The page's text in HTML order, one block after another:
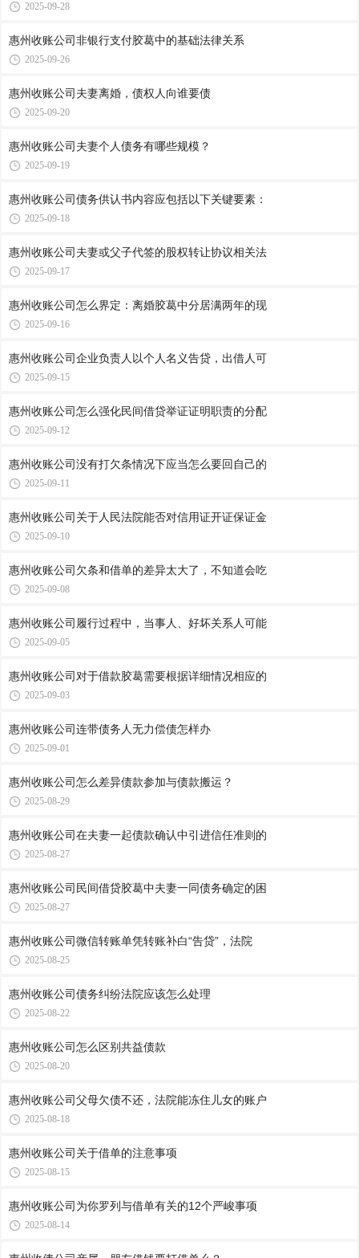
2025-09-28
惠州收账公司​非银行支付胶葛中的基础法律关系
2025-09-26
惠州收账公司​夫妻离婚，债权人向谁要债
2025-09-20
惠州收账公司​夫妻个人债务有哪些规模？
2025-09-19
惠州收账公司​债务供认书内容应包括以下关键要素：
2025-09-18
惠州收账公司​夫妻或父子代签的股权转让协议相关法
2025-09-17
惠州收账公司​怎么界定：离婚胶葛中分居满两年的现
2025-09-16
惠州收账公司​企业负责人以个人名义告贷，出借人可
2025-09-15
惠州收账公司​怎么强化民间借贷举证证明职责的分配
2025-09-12
惠州收账公司​没有打欠条情况下应当怎么要回自己的
2025-09-11
惠州收账公司​关于人民法院能否对信用证开证保证金
2025-09-10
惠州收账公司​欠条和借单的差异太大了，不知道会吃
2025-09-08
惠州收账公司​履行过程中，当事人、好坏关系人可能
2025-09-05
惠州收账公司​对于借款胶葛需要根据详细情况相应的
2025-09-03
惠州收账公司​连带债务人无力偿债怎样办
2025-09-01
惠州收账公司​怎么差异债款参加与债款搬运？
2025-08-29
惠州收账公司​在夫妻一起债款确认中引进信任准则的
2025-08-27
惠州收账公司​民间借贷胶葛中夫妻一同债务确定的困
2025-08-27
惠州收账公司​微信转账单凭转账补白“告贷”，法院
2025-08-25
惠州收账公司​债务纠纷法院应该怎么处理
2025-08-22
惠州收账公司​怎么区别共益债款
2025-08-20
惠州收账公司​父母欠债不还，法院能冻住儿女的账户
2025-08-18
惠州收账公司​关于借单的注意事项
2025-08-15
惠州收账公司​为你罗列与借单有关的12个严峻事项
2025-08-14